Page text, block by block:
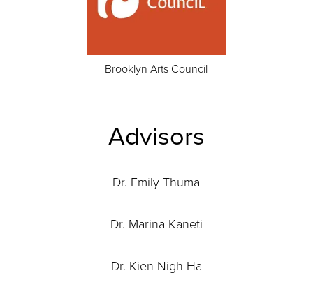
Brooklyn Arts Council
Advisors
Dr. Emily Thuma
Dr. Marina Kaneti
Dr. Kien Nigh Ha